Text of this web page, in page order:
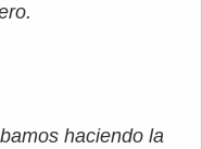
haciendo la